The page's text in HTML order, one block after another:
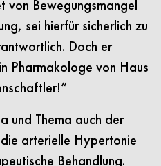
von Bewegungsmangel
sei hierfür sicherlich zu
Doch er
Pharmakologe von Haus
und Thema auch der
arterielle Hypertonie
Behandlung.